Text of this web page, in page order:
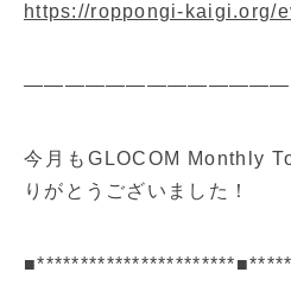
https://roppongi-kaigi.org/
今月もGLOCOM Monthly
りがとうございました！